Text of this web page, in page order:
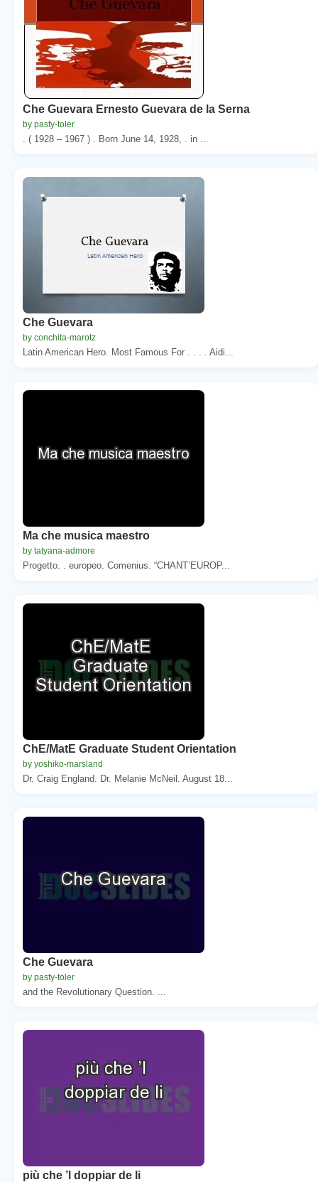
Che Guevara Ernesto Guevara de la Serna
by pasty-toler
. ( 1928 – 1967 ) . Born June 14, 1928, . in ...
Che Guevara
by conchita-marotz
Latin American Hero. Most Famous For . . . . Aidi...
Ma che musica maestro
by tatyana-admore
Progetto. . europeo. Comenius. “CHANT’EUROP...
ChE/MatE Graduate Student Orientation
by yoshiko-marsland
Dr. Craig England. Dr. Melanie McNeil. August 18...
Che Guevara
by pasty-toler
and the Revolutionary Question. ...
più che ’l doppiar de li